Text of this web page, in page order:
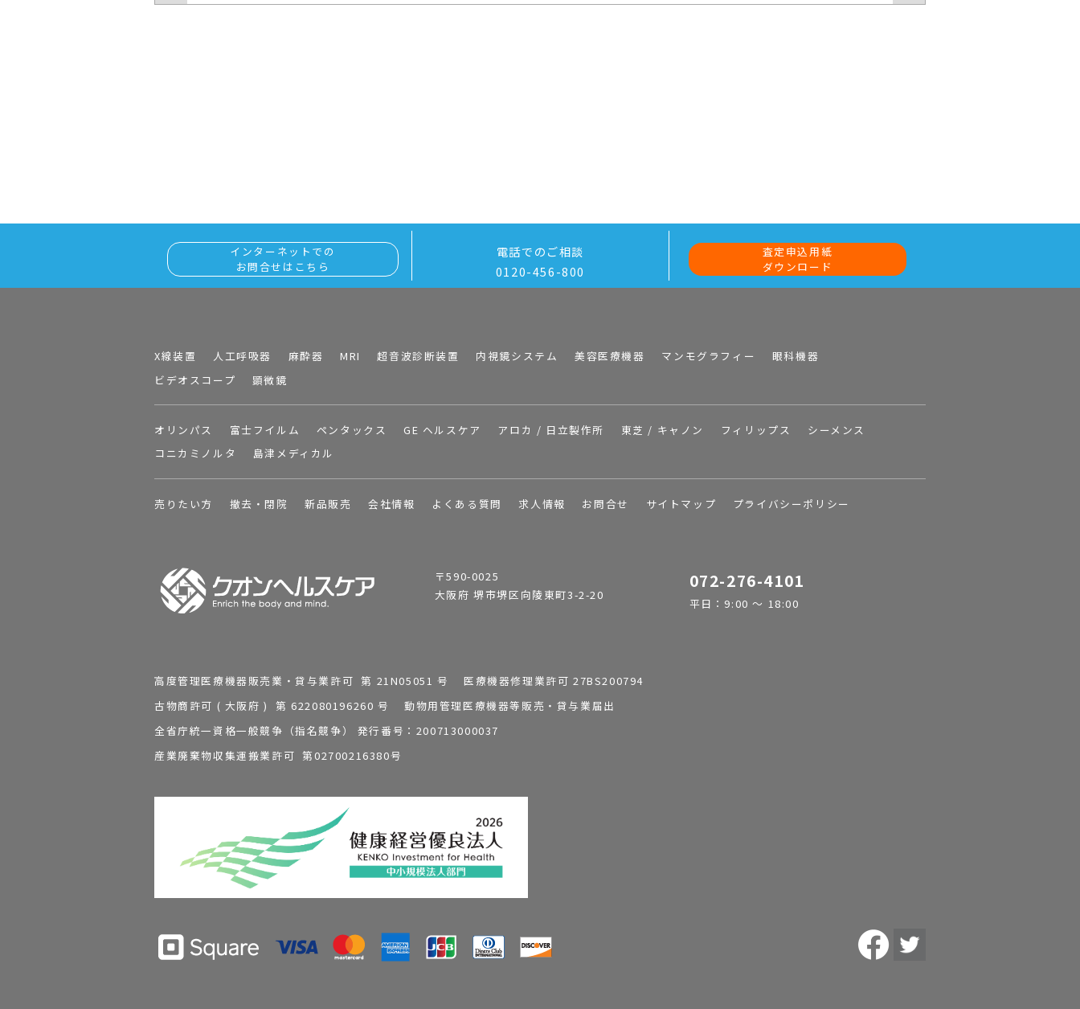
インターネットでの
お問合せはこちら
電話でのご相談
0120-456-800
査定申込用紙
ダウンロード
X線装置 人工呼吸器 麻酔器 MRI 超音波診断装置 内視鏡システム 美容医療機器 マンモグラフィー
眼科機器
ビデオスコープ
顕微鏡
オリンパス 富士フイルム ペンタックス GE ヘルスケア アロカ / 日立製作所 東芝 / キャノン フィリップス
シーメンス
コニカミノルタ
島津メディカル
売りたい方 撤去・閉院 新品販売 会社情報 よくある質問 求人情報 お問合せ サイトマップ プライバシーポリシー
〒590-0025
大阪府 堺市堺区向陵東町3-2-20
072-276-4101
平日：9:00 ～ 18:00
高度管理医療機器販売業・貸与業許可 第 21N05051 号 医療機器修理業許可 27BS200794
古物商許可 ( 大阪府 ) 第 622080196260 号 動物用管理医療機器等販売・貸与業届出
全省庁統一資格一般競争（指名競争） 発行番号：200713000037
産業廃棄物収集運搬業許可 第02700216380号